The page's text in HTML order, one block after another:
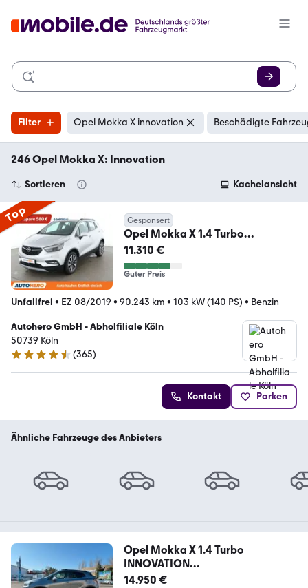
Filter Opel Mokka X innovation Beschädigte
246 Opel Mokka X: Innovation
Sortieren Kachelansicht
Top Gesponsert
Opel Mokka X 1.4 Turbo
Innovation Start/Stop *NAV*CAM
11.310 €
Guter Preis
Unfallfrei • EZ 08/2019 • 90.243 km • 103 kW (140 PS) • Benzin
Autohero GmbH - Abholfiliale Köln
50739 Köln
4.6 Sterne
(365)
Kontakt Parken
Ähnliche Fahrzeuge des Anbieters
Opel Mokka X 1.4 Turbo
INNOVATION
(SCHIEBEDACH*LEDER)
14.950 €